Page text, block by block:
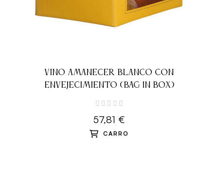
VINO AMANECER BLANCO CON
ENVEJECIMIENTO (BAG IN BOX)
57,81 €
CARRO